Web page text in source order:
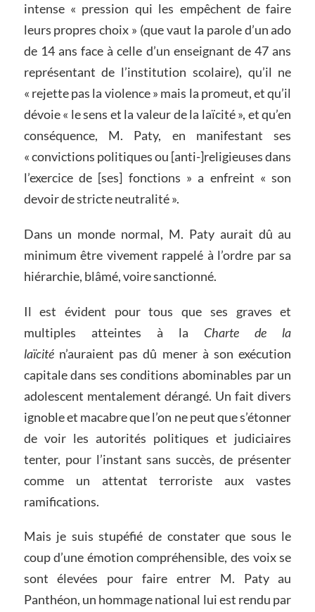
intense « pression qui les empêchent de faire
leurs propres choix » (que vaut la parole d’un ado
de 14 ans face à celle d’un enseignant de 47 ans
représentant de l’institution scolaire), qu’il ne
« rejette pas la violence » mais la promeut, et qu’il
dévoie « le sens et la valeur de la laïcité », et qu’en
conséquence, M. Paty, en manifestant ses
« convictions politiques ou [anti-]religieuses dans
l’exercice de [ses] fonctions » a enfreint « son
devoir de stricte neutralité ».
Dans un monde normal, M. Paty aurait dû au
minimum être vivement rappelé à l’ordre par sa
hiérarchie, blâmé, voire sanctionné.
Il est évident pour tous que ses graves et
multiples atteintes à la Charte de la
laïcitén’auraient pas dû mener à son exécution
capitale dans ses conditions abominables par un
adolescent mentalement dérangé. Un fait divers
ignoble et macabre que l’on ne peut que s’étonner
de voir les autorités politiques et judiciaires
tenter, pour l’instant sans succès, de présenter
comme un attentat terroriste aux vastes
ramifications.
Mais je suis stupéfié de constater que sous le
coup d’une émotion compréhensible, des voix se
sont élevées pour faire entrer M. Paty au
Panthéon, un hommage national lui est rendu par